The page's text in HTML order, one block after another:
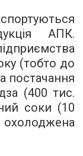
АПК.
(тобто до
постачання
(400 тис.
соки (10